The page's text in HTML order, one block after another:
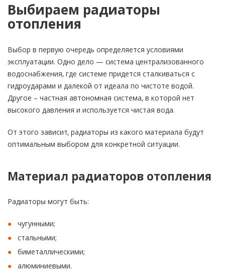
Выбираем радиаторы
отопления
Выбор в первую очередь определяется условиями
эксплуатации. Одно дело — система централизованного
водоснабжения, где системе придется сталкиваться с
гидроударами и далекой от идеала по чистоте водой.
Другое – частная автономная система, в которой нет
высокого давления и используется чистая вода.
От этого зависит, радиаторы из какого материала будут
оптимальным выбором для конкретной ситуации.
Материал радиаторов отопления
Радиаторы могут быть:
чугунными;
стальными;
биметаллическими;
алюминиевыми.